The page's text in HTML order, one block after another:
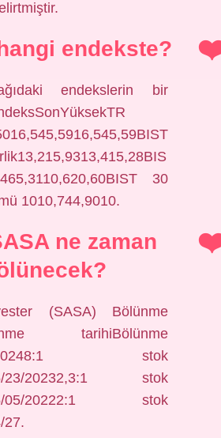
endekste?
endekslerin bir
30
1010,744,9010.
ne zaman
(SASA) Bölünme
tarihiBölünme
12/20248:1 stok
23/20232,3:1 stok
05/20222:1 stok
27.